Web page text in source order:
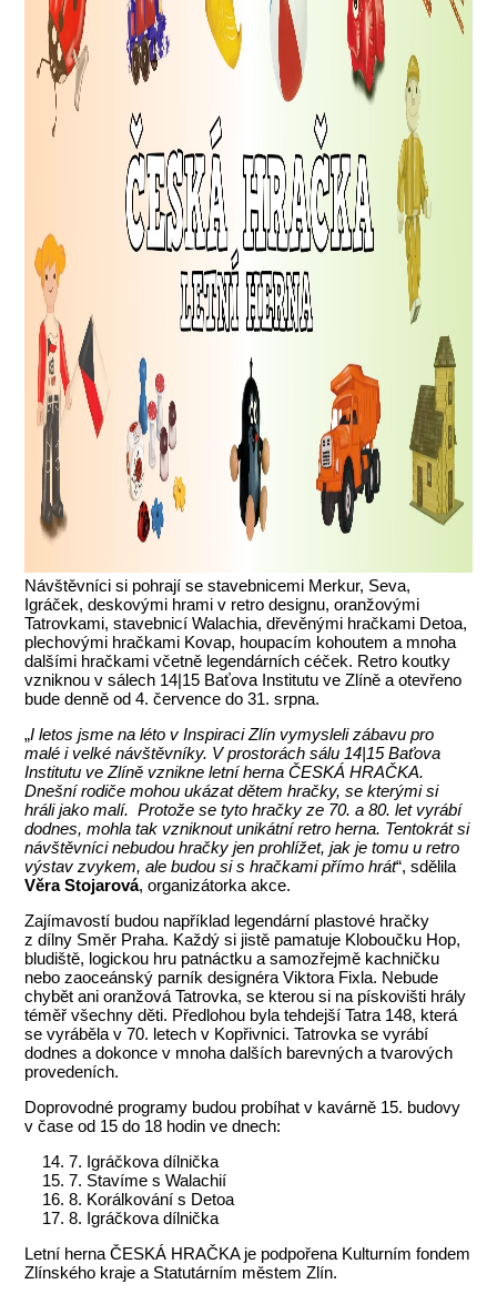
Návštěvníci si pohrají se stavebnicemi Merkur, Seva,
Igráček, deskovými hrami v retro designu, oranžovými
Tatrovkami, stavebnicí Walachia, dřevěnými hračkami Detoa,
plechovými hračkami Kovap, houpacím kohoutem a mnoha
dalšími hračkami včetně legendárních céček. Retro koutky
vzniknou v sálech 14|15 Baťova Institutu ve Zlíně a otevřeno
bude denně od 4. července do 31. srpna.
„I letos jsme na léto v Inspiraci Zlín vymysleli zábavu pro
malé i velké návštěvníky. V prostorách sálu 14|15 Baťova
Institutu ve Zlíně vznikne letní herna ČESKÁ HRAČKA.
Dnešní rodiče mohou ukázat dětem hračky, se kterými si
hráli jako malí. Protože se tyto hračky ze 70. a 80. let vyrábí
dodnes, mohla tak vzniknout unikátní retro herna. Tentokrát si
návštěvníci nebudou hračky jen prohlížet, jak je tomu u retro
výstav zvykem, ale budou si s hračkami přímo hrát“, sdělila
Věra Stojarová, organizátorka akce.
Zajímavostí budou například legendární plastové hračky
z dílny Směr Praha. Každý si jistě pamatuje Kloboučku Hop,
bludiště, logickou hru patnáctku a samozřejmě kachničku
nebo zaoceánský parník designéra Viktora Fixla. Nebude
chybět ani oranžová Tatrovka, se kterou si na pískovišti hrály
téměř všechny děti. Předlohou byla tehdejší Tatra 148, která
se vyráběla v 70. letech v Kopřivnici. Tatrovka se vyrábí
dodnes a dokonce v mnoha dalších barevných a tvarových
provedeních.
Doprovodné programy budou probíhat v kavárně 15. budovy
v čase od 15 do 18 hodin ve dnech:
7. Igráčkova dílnička
7. Stavíme s Walachií
8. Korálkování s Detoa
8. Igráčkova dílnička
Letní herna ČESKÁ HRAČKA je podpořena Kulturním fondem
Zlínského kraje a Statutárním městem Zlín.